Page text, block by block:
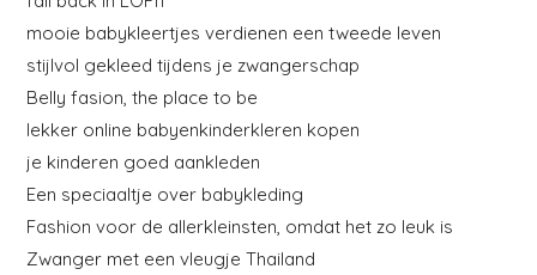
mooie babykleertjes verdienen een tweede leven
stijlvol gekleed tijdens je zwangerschap
Belly fasion, the place to be
lekker online babyenkinderkleren kopen
je kinderen goed aankleden
Een speciaaltje over babykleding
Fashion voor de allerkleinsten, omdat het zo leuk is
Zwanger met een vleugje Thailand